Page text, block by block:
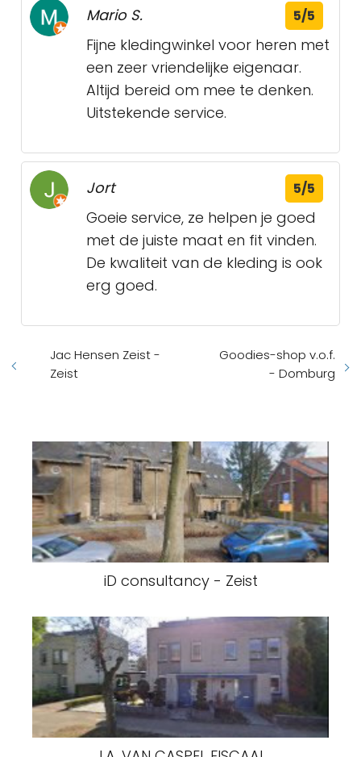
Mario S. 5/5
Fijne kledingwinkel voor heren met
een zeer vriendelijke eigenaar.
Altijd bereid om mee te denken.
Uitstekende service.
Jort 5/5
Goeie service, ze helpen je goed
met de juiste maat en fit vinden.
De kwaliteit van de kleding is ook
erg goed.
Jac Hensen Zeist -
Zeist
Goodies-shop v.o.f.
- Domburg
iD consultancy - Zeist